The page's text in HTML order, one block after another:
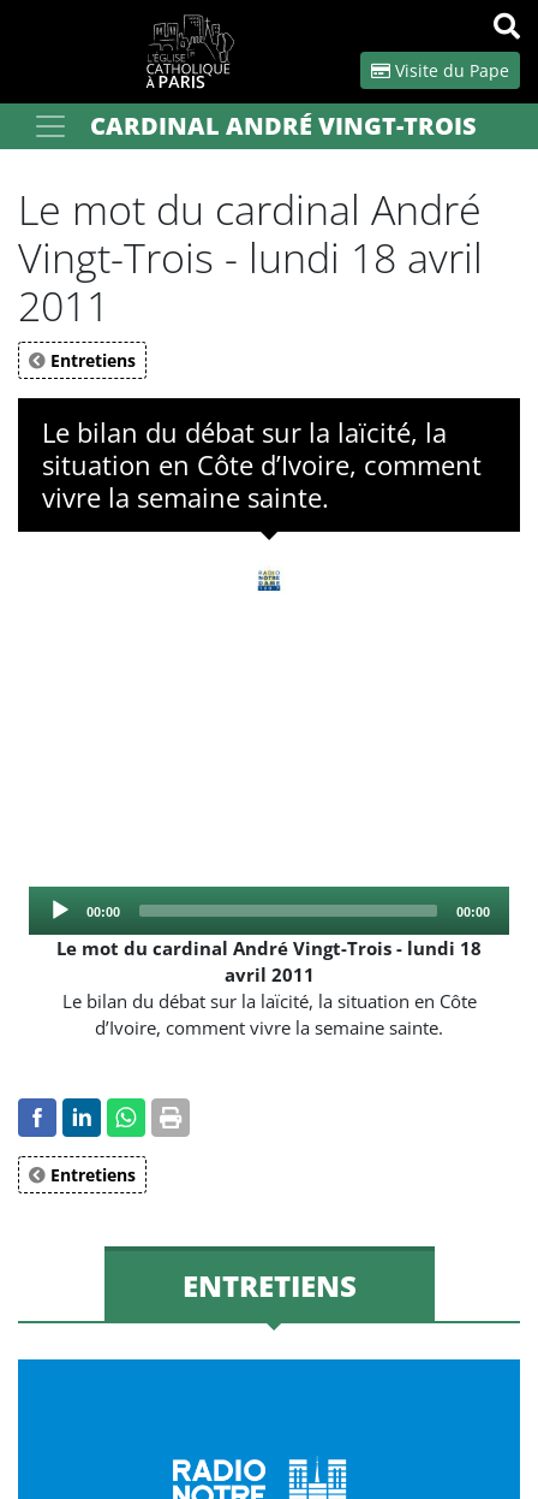
Visite du Pape
Votre recherche OK
CARDINAL ANDRÉ VINGT-TROIS
Le mot du cardinal André
Vingt-Trois - lundi 18 avril
2011
Entretiens
Le bilan du débat sur la laïcité, la
situation en Côte d’Ivoire, comment
vivre la semaine sainte.
Player
Current
00:00
Total
00:00
Le mot du cardinal André Vingt-Trois - lundi 18
avril 2011
Le bilan du débat sur la laïcité, la situation en Côte
d’Ivoire, comment vivre la semaine sainte.
Entretiens
ENTRETIENS
Panneau de gestion des cookies